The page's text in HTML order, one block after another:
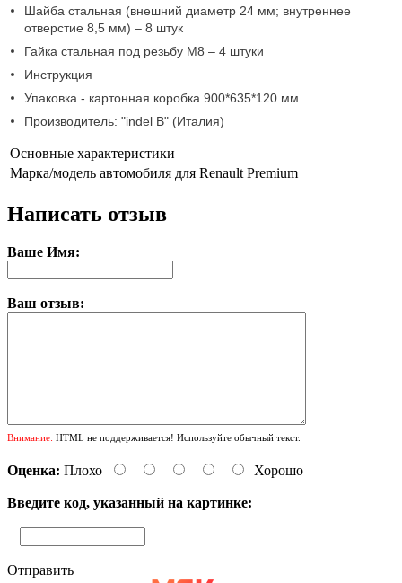
Шайба стальная (внешний диаметр 24 мм; внутреннее
отверстие 8,5 мм) – 8 штук
Гайка стальная под резьбу М8 – 4 штуки
Инструкция
Упаковка - картонная коробка 900*635*120 мм
Производитель: "indel B" (Италия)
Основные характеристики
Марка/модель автомобиля для Renault Premium
Написать отзыв
Ваше Имя:
Ваш отзыв:
Внимание: HTML не поддерживается! Используйте обычный текст.
Оценка: Плохо Хорошо
Введите код, указанный на картинке:
Отправить